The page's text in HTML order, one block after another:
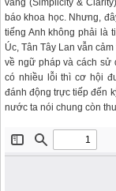
vàng (Simplicity &
báo khoa học. Nhưng,
tiếng Anh không phải là
Úc, Tân Tây Lan vẫn
về ngữ pháp và cách sử
có nhiều lỗi thì cơ hội
đánh động trực tiếp đến
nước ta nói chung còn